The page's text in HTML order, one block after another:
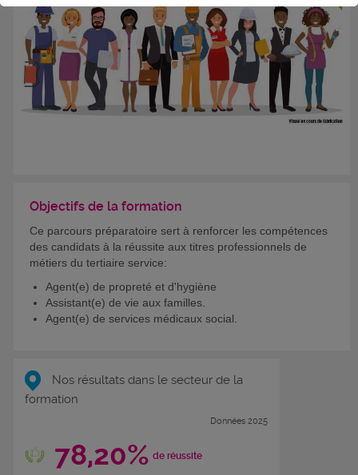
Objectifs de la formation
Ce parcours préparatoire sert à renforcer les compétences
des candidats à la réussite aux titres professionnels de
métiers du tertiaire service:
Agent(e) de propreté et d'hygiène
Assistant(e) de vie aux familles.
Agent(e) de services médicaux social.
Nos résultats dans le secteur de la
formation
Données 2025
78,20% de réussite